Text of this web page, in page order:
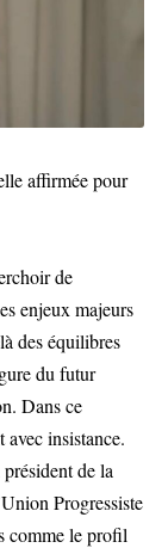
affirmée pour
de
enjeux majeurs
des équilibres
du futur
Dans ce
insistance.
de la
Progressiste
comme le profil